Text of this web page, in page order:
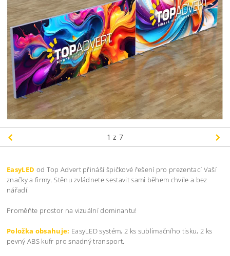
1 z 7
EasyLED od Top Advert přináší špičkové řešení pro prezentací Vaší
značky a firmy. Stěnu zvládnete sestavit sami během chvíle a bez
nářadí.
Proměňte prostor na vizuální dominantu!
Položka obsahuje: EasyLED systém, 2 ks sublimačního tisku, 2 ks
pevný ABS kufr pro snadný transport.